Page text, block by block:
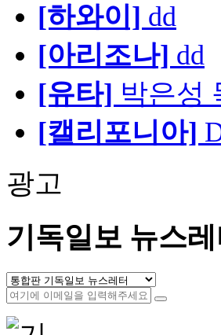
[하와이] dd
[아리조나] dd
[유타] 박은성
[캘리포니아]
광고
기독일보 뉴스